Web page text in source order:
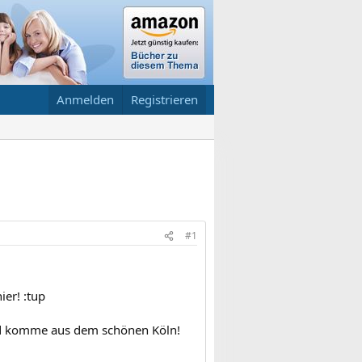
Anmelden Registrieren
#1
:tup
aus dem schönen Köln!